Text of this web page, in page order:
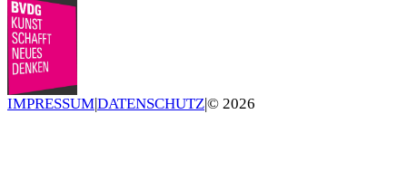
IMPRESSUM|DATENSCHUTZ|© 2026